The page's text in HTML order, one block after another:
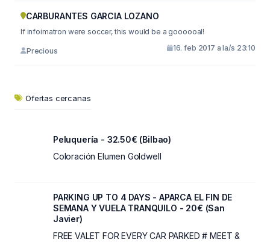
CARBURANTES GARCIA LOZANO
If infoimatron were soccer, this would be a goooooal!
Precious 16. feb 2017 a la/s 23:10
Ofertas cercanas
Peluquería - 32.50€ (Bilbao)
Coloración Elumen Goldwell
PARKING UP TO 4 DAYS - APARCA EL FIN DE
SEMANA Y VUELA TRANQUILO - 20€ (San
Javier)
FREE VALET FOR EVERY CAR PARKED # MEET &